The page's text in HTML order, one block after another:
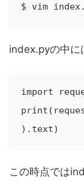
$ vim
index.pyの中に
import
).text)
この時点では